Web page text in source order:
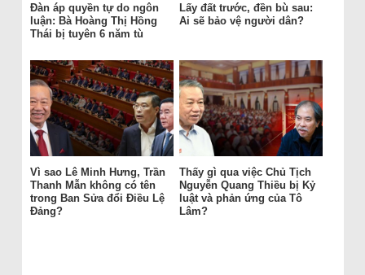
Đàn áp quyền tự do ngôn
luận: Bà Hoàng Thị Hồng
Thái bị tuyên 6 năm tù
Lấy đất trước, đền bù sau:
Ai sẽ bảo vệ người dân?
Vì sao Lê Minh Hưng, Trần
Thanh Mẫn không có tên
trong Ban Sửa đổi Điều Lệ
Đảng?
Thấy gì qua việc Chủ Tịch
Nguyễn Quang Thiều bị Kỷ
luật và phản ứng của Tô
Lâm?